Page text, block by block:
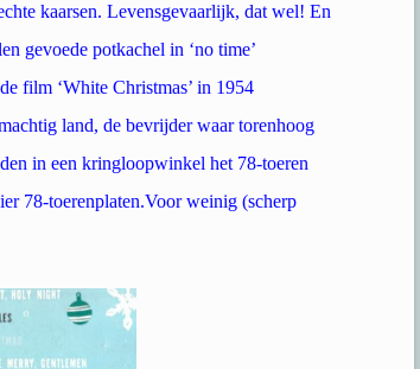
kaarsen. Levensgevaarlijk, dat wel! En
gevoede potkachel in ‘no time’
film ‘White Christmas’ in 1954
land, de bevrijder waar torenhoog
in een kringloopwinkel het 78-toeren
78-toerenplaten.Voor weinig (scherp